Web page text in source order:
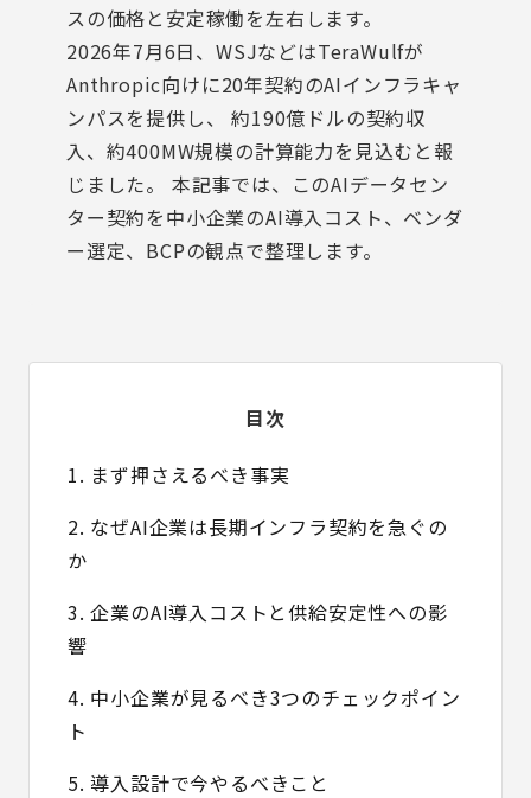
スの価格と安定稼働を左右します。
2026年7月6日、WSJなどはTeraWulfが
Anthropic向けに20年契約のAIインフラキャ
ンパスを提供し、 約190億ドルの契約収
入、約400MW規模の計算能力を見込むと報
じました。 本記事では、このAIデータセン
ター契約を中小企業のAI導入コスト、ベンダ
ー選定、BCPの観点で整理します。
目次
1. まず押さえるべき事実
2. なぜAI企業は長期インフラ契約を急ぐの
か
3. 企業のAI導入コストと供給安定性への影
響
4. 中小企業が見るべき3つのチェックポイン
ト
5. 導入設計で今やるべきこと